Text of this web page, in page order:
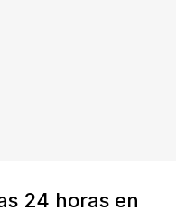
24 horas en